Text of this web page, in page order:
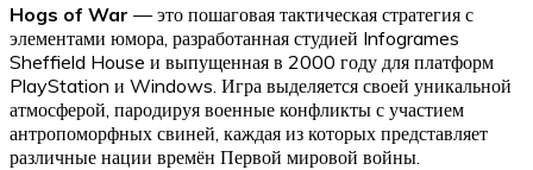
Hogs of War — это пошаговая тактическая стратегия с
элементами юмора, разработанная студией Infogrames
Sheffield House и выпущенная в 2000 году для платформ
PlayStation и Windows. Игра выделяется своей уникальной
атмосферой, пародируя военные конфликты с участием
антропоморфных свиней, каждая из которых представляет
различные нации времён Первой мировой войны.